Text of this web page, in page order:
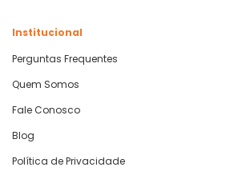
Institucional
Perguntas Frequentes
Quem Somos
Fale Conosco
Blog
Política de Privacidade